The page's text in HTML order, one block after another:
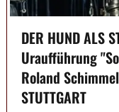
DER HUND ALS
Uraufführung
Roland
STUTTGART